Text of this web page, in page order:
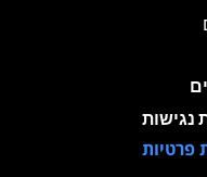
נגישות
פרטיות